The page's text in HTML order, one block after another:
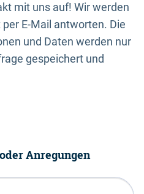
mit uns auf! Wir werden
E-Mail antworten. Die
und Daten werden nur
gespeichert und
Anregungen